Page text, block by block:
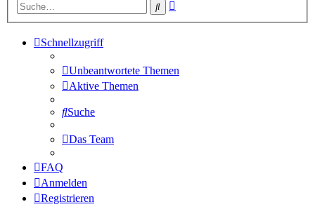
Suche
Schnellzugriff
Unbeantwortete Themen
Aktive Themen
Suche
Das Team
FAQ
Anmelden
Registrieren